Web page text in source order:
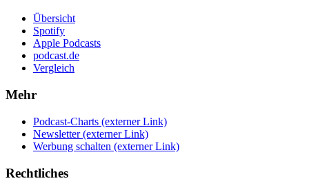
Übersicht
Spotify
Apple Podcasts
podcast.de
Vergleich
Mehr
Podcast-Charts (externer Link)
Newsletter (externer Link)
Werbung schalten (externer Link)
Rechtliches